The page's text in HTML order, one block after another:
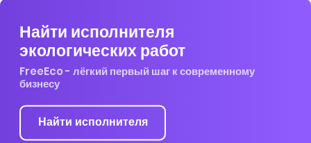
Найти исполнителя
экологических работ
FreeEco - лёгкий первый шаг к современному
бизнесу
Найти исполнителя